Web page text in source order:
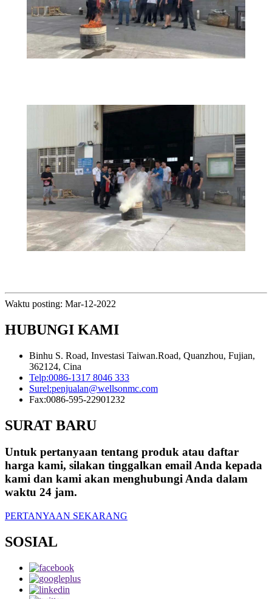
Waktu posting: Mar-12-2022
HUBUNGI KAMI
Binhu S. Road, Investasi Taiwan.Road, Quanzhou, Fujian,
362124, Cina
Telp:0086-1317 8046 333
Surel:penjualan@wellsonmc.com
Fax:0086-595-22901232
SURAT BARU
Untuk pertanyaan tentang produk atau daftar
harga kami, silakan tinggalkan email Anda kepada
kami dan kami akan menghubungi Anda dalam
waktu 24 jam.
PERTANYAAN SEKARANG
SOSIAL